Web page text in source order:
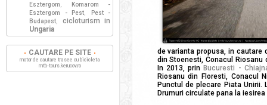
de varianta propusa, in cautare
din Stoenesti, Conacul Riosanu
In 2013, prin Bucuresti -
Riosanu din Floresti, Conacul
Punctul de plecare Piata
Drumuri circulate pana la
Esztergom ,
Komarom -
Esztergom - Pest,
Pest -
Budapest,
cicloturism in
Ungaria
CAUTARE PE SITE
motor de cautare trasee cu bicicleta
mtb-tours.kerucov.ro